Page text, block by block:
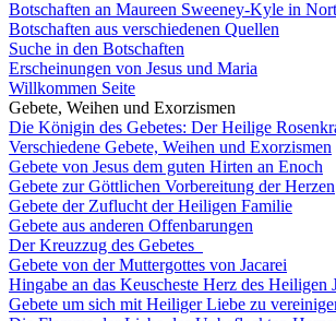
Botschaften an Maureen Sweeney-Kyle in
Botschaften aus verschiedenen Quellen
Suche in den Botschaften
Erscheinungen von Jesus und Maria
Willkommen Seite
Gebete, Weihen und Exorzismen
Die Königin des Gebetes: Der Heilige
Verschiedene Gebete, Weihen und Exorzismen
Gebete von Jesus dem guten Hirten an Enoch
Gebete zur Göttlichen Vorbereitung der Herzen
Gebete der Zuflucht der Heiligen Familie
Gebete aus anderen Offenbarungen
Der Kreuzzug des Gebetes
Gebete von der Muttergottes von Jacarei
Hingabe an das Keuscheste Herz des Heiligen
Gebete um sich mit Heiliger Liebe zu